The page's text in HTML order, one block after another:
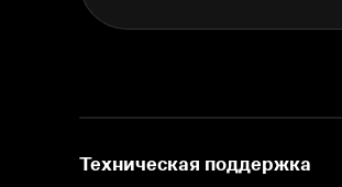
Техническая поддержка